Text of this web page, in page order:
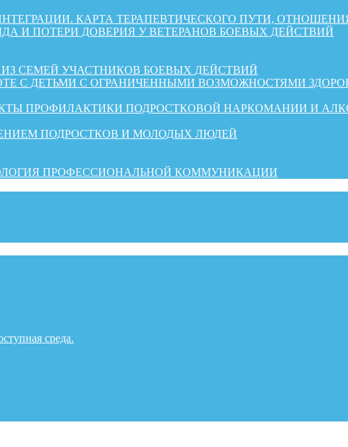
КАРТА ТЕРАПЕВТИЧЕСКОГО ПУТИ,
И ПОТЕРИ ДОВЕРИЯ У ВЕТЕРАНОВ БОЕВЫХ ДЕЙСТВИЙ
СЕМЕЙ УЧАСТНИКОВ БОЕВЫХ ДЕЙСТВИЙ
С ДЕТЬМИ С ОГРАНИЧЕННЫМИ ВОЗМОЖНОСТЯМИ
ПРОФИЛАКТИКИ ПОДРОСТКОВОЙ НАРКОМАНИИ И
ПОДРОСТКОВ И МОЛОДЫХ ЛЮДЕЙ
ПРОФЕССИОНАЛЬНОЙ КОММУНИКАЦИИ
среда.